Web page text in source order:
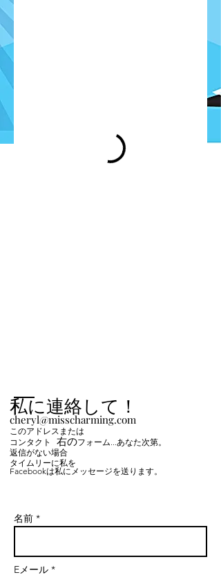
私に連絡して！
cheryl@misscharming.com
このアドレスまたは
コンタクト
右のフォーム...あなた次第。
返信がない場合
タイムリーに私を
Facebookは私にメッセージを送ります。
名前 *
Eメール *